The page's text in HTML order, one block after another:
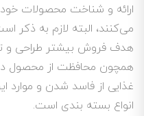
ارائه و شناخت محصولات
می‌کنند، البته لازم به ذکر
هدف فروش بیشتر طراحی و
همچون محافظت از محصول
غذایی از فاسد شدن و موارد
انواع بسته بندی است.